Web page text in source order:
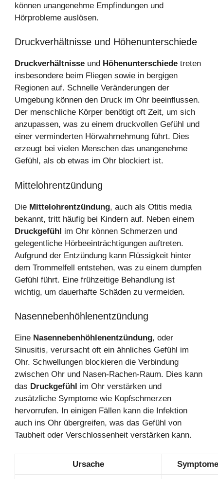
können unangenehme Empfindungen und
Hörprobleme auslösen.
Druckverhältnisse und Höhenunterschiede
Druckverhältnisse und Höhenunterschiede treten
insbesondere beim Fliegen sowie in bergigen
Regionen auf. Schnelle Veränderungen der
Umgebung können den Druck im Ohr beeinflussen.
Der menschliche Körper benötigt oft Zeit, um sich
anzupassen, was zu einem druckvollen Gefühl und
einer verminderten Hörwahrnehmung führt. Dies
erzeugt bei vielen Menschen das unangenehme
Gefühl, als ob etwas im Ohr blockiert ist.
Mittelohrentzündung
Die Mittelohrentzündung, auch als Otitis media
bekannt, tritt häufig bei Kindern auf. Neben einem
Druckgefühl im Ohr können Schmerzen und
gelegentliche Hörbeeinträchtigungen auftreten.
Aufgrund der Entzündung kann Flüssigkeit hinter
dem Trommelfell entstehen, was zu einem dumpfen
Gefühl führt. Eine frühzeitige Behandlung ist
wichtig, um dauerhafte Schäden zu vermeiden.
Nasennebenhöhlenentzündung
Eine Nasennebenhöhlenentzündung, oder
Sinusitis, verursacht oft ein ähnliches Gefühl im
Ohr. Schwellungen blockieren die Verbindung
zwischen Ohr und Nasen-Rachen-Raum. Dies kann
das Druckgefühl im Ohr verstärken und
zusätzliche Symptome wie Kopfschmerzen
hervorrufen. In einigen Fällen kann die Infektion
auch ins Ohr übergreifen, was das Gefühl von
Taubheit oder Verschlossenheit verstärken kann.
Ursache Symptome